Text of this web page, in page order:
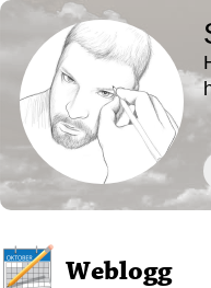
Weblogg